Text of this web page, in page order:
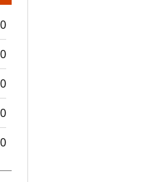
0
0
0
0
0